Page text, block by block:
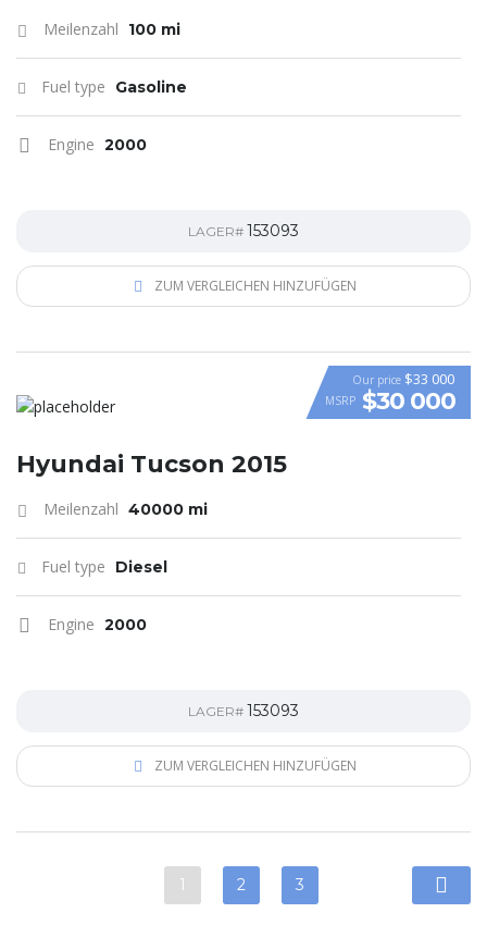
Meilenzahl 100 mi
Fuel type Gasoline
Engine 2000
LAGER# 153093
ZUM VERGLEICHEN HINZUFÜGEN
VIDEO
Our price $33 000
MSRP $30 000
Hyundai Tucson 2015
Meilenzahl 40000 mi
Fuel type Diesel
Engine 2000
LAGER# 153093
ZUM VERGLEICHEN HINZUFÜGEN
1 2 3